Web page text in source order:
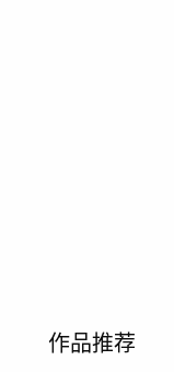
作品推荐